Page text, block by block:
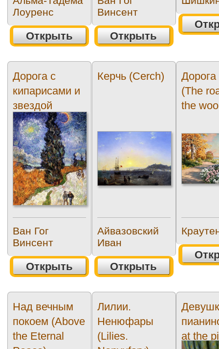
Лоуренс
Открыть
Винсент
Открыть
Дорога с
кипарисами и
звездой
(Cipressi)
Ван Гог
Винсент
Открыть
Керчь (Cerch)
Айвазовский
Иван
Открыть
(The
the
Над вечным
покоем (Above
the Eternal
Лилии.
Ненюфары
(Lilies.
at the